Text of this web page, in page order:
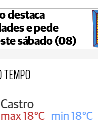
destaca
e pede
sábado (08)
TEMPO
Carambeí
max 18°C min